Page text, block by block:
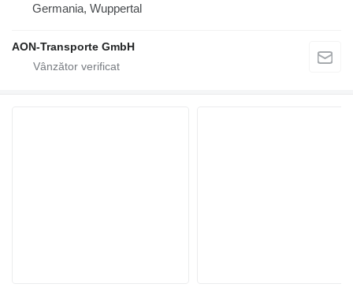
Germania, Wuppertal
AON-Transporte GmbH